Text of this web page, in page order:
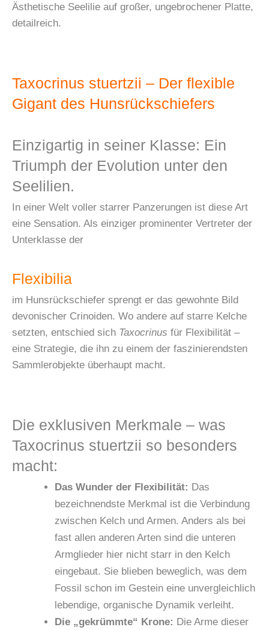
Ästhetische Seelilie auf großer, ungebrochener Platte,
detailreich.
Taxocrinus stuertzii – Der flexible
Gigant des Hunsrückschiefers
Einzigartig in seiner Klasse: Ein
Triumph der Evolution unter den
Seelilien.
In einer Welt voller starrer Panzerungen ist diese Art
eine Sensation. Als einziger prominenter Vertreter der
Unterklasse der
Flexibilia
im Hunsrückschiefer sprengt er das gewohnte Bild
devonischer Crinoiden. Wo andere auf starre Kelche
setzten, entschied sich Taxocrinus für Flexibilität –
eine Strategie, die ihn zu einem der faszinierendsten
Sammlerobjekte überhaupt macht.
Die exklusiven Merkmale – was
Taxocrinus stuertzii so besonders
macht:
Das Wunder der Flexibilität: Das
bezeichnendste Merkmal ist die Verbindung
zwischen Kelch und Armen. Anders als bei
fast allen anderen Arten sind die unteren
Armglieder hier nicht starr in den Kelch
eingebaut. Sie blieben beweglich, was dem
Fossil schon im Gestein eine unvergleichlich
lebendige, organische Dynamik verleiht.
Die „gekrümmte“ Krone: Die Arme dieser